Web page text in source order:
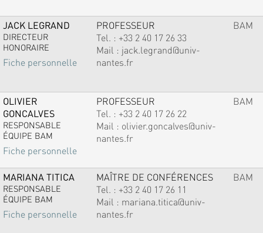
JACK LEGRAND
DIRECTEUR
HONORAIRE
Fiche personnelle
PROFESSEUR
Tel. : +33 2 40 17 26 33
Mail : jack.legrand@univ-
nantes.fr
BAM
OLIVIER
GONCALVES
RESPONSABLE
ÉQUIPE BAM
Fiche personnelle
PROFESSEUR
Tel. : +33 2 40 17 26 22
Mail : olivier.goncalves@univ-
nantes.fr
BAM
MARIANA TITICA
RESPONSABLE
ÉQUIPE BAM
Fiche personnelle
MAÎTRE DE CONFÉRENCES
Tel. : +33 2 40 17 26 11
Mail : mariana.titica@univ-
nantes.fr
BAM